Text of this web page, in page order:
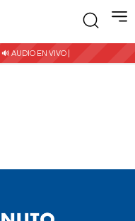
🔊 AUDIO EN VIVO |